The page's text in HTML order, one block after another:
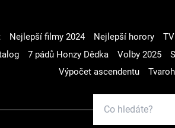
Nejlepší filmy 2024 Nejlepší horory
7 pádů Honzy Dědka Volby 2025
Výpočet ascendentu